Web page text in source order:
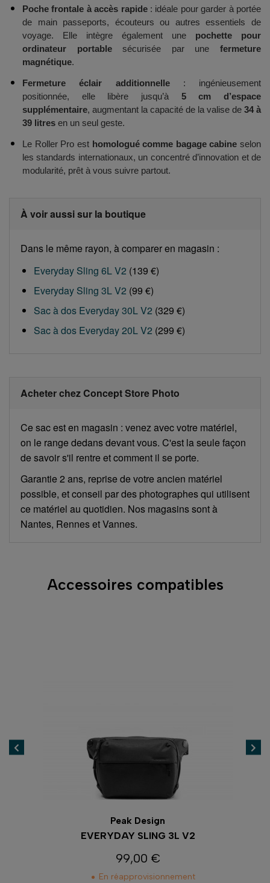
Poche frontale à accès rapide: idéale pour garder à portée
de main passeports, écouteurs ou autres essentiels de
voyage. Elle intègre également une pochette pour
ordinateur portablesécurisée par unefermeture
magnétique.
Fermeture éclair additionnelle: ingénieusement
positionnée, elle libère jusqu’à 5 cm d’espace
supplémentaire, augmentant la capacité de la valise de 34 à
39 litres en un seul geste.
Le Roller Pro est homologué comme bagage cabine selon
les standards internationaux, un concentré d’innovation et de
modularité, prêt à vous suivre partout.
À voir aussi sur la boutique
Dans le même rayon, à comparer en magasin :
Everyday Sling 6L V2 (139 €)
Everyday Sling 3L V2 (99 €)
Sac à dos Everyday 30L V2 (329 €)
Sac à dos Everyday 20L V2 (299 €)
Acheter chez Concept Store Photo
Ce sac est en magasin : venez avec votre matériel,
on le range dedans devant vous. C'est la seule façon
de savoir s'il rentre et comment il se porte.
Garantie 2 ans, reprise de votre ancien matériel
possible, et conseil par des photographes qui utilisent
ce matériel au quotidien. Nos magasins sont à
Nantes, Rennes et Vannes.
Accessoires compatibles
Peak Design
EVERYDAY SLING 3L V2
Prix
99,00 €
En réapprovisionnement